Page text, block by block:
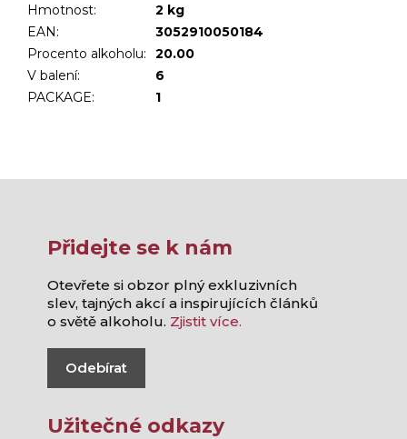
Hmotnost:
2 kg
EAN:
3052910050184
Procento alkoholu:
20.00
V balení:
6
PACKAGE: 1
Přidejte se k nám
Otevřete si obzor plný exkluzivních
slev, tajných akcí a inspirujících článků
o světě alkoholu. Zjistit více.
Odebírat
Užitečné odkazy